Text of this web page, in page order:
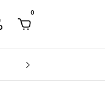
0
Estamparia Arte e